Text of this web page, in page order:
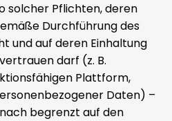
solcher Pflichten, deren
Durchführung des
und auf deren Einhaltung
darf (z. B.
Plattform,
Daten) –
begrenzt auf den